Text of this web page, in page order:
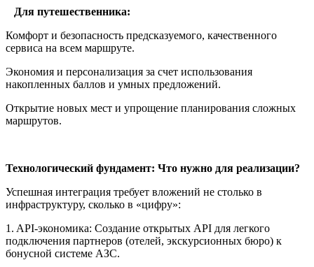
Для путешественника:
Комфорт и безопасность предсказуемого, качественного
сервиса на всем маршруте.
Экономия и персонализация за счет использования
накопленных баллов и умных предложений.
Открытие новых мест и упрощение планирования сложных
маршрутов.
Технологический фундамент: Что нужно для реализации?
Успешная интеграция требует вложений не столько в
инфраструктуру, сколько в «цифру»:
1. API-экономика: Создание открытых API для легкого
подключения партнеров (отелей, экскурсионных бюро) к
бонусной системе АЗС.